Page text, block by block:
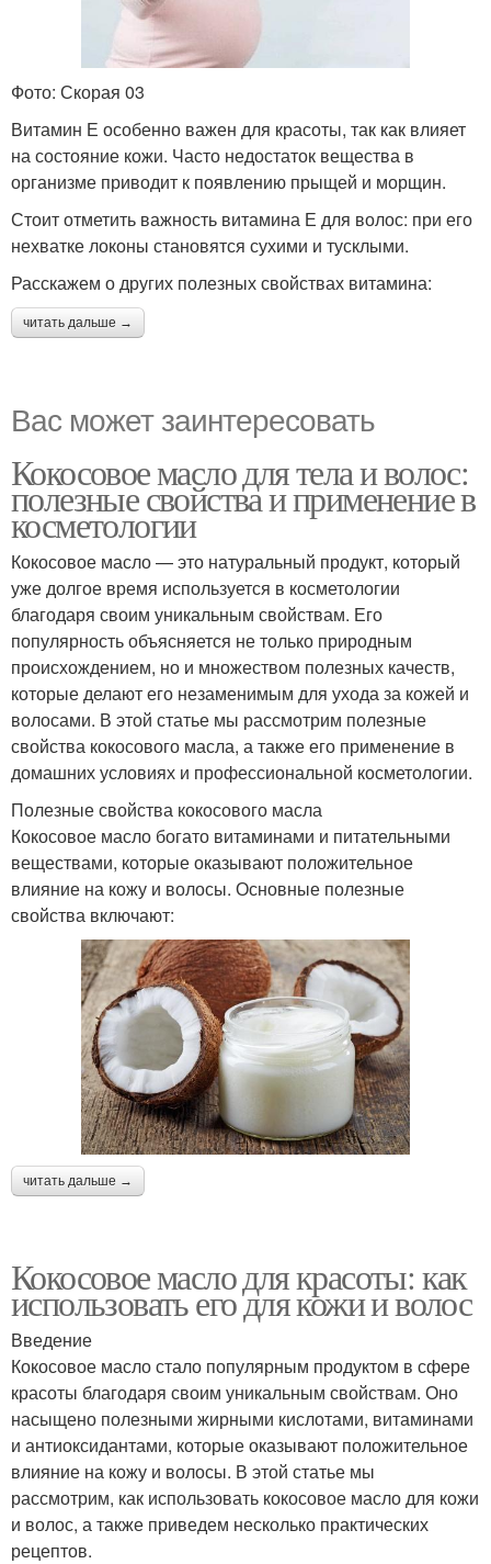
Фото: Скорая 03
Витамин Е особенно важен для красоты, так как влияет
на состояние кожи. Часто недостаток вещества в
организме приводит к появлению прыщей и морщин.
Стоит отметить важность витамина Е для волос: при его
нехватке локоны становятся сухими и тусклыми.
Расскажем о других полезных свойствах витамина:
читать дальше →
Вас может заинтересовать
Кокосовое масло для тела и волос:
полезные свойства и применение в
косметологии
Кокосовое масло — это натуральный продукт, который
уже долгое время используется в косметологии
благодаря своим уникальным свойствам. Его
популярность объясняется не только природным
происхождением, но и множеством полезных качеств,
которые делают его незаменимым для ухода за кожей и
волосами. В этой статье мы рассмотрим полезные
свойства кокосового масла, а также его применение в
домашних условиях и профессиональной косметологии.
Полезные свойства кокосового масла
Кокосовое масло богато витаминами и питательными
веществами, которые оказывают положительное
влияние на кожу и волосы. Основные полезные
свойства включают:
читать дальше →
Кокосовое масло для красоты: как
использовать его для кожи и волос
Введение
Кокосовое масло стало популярным продуктом в сфере
красоты благодаря своим уникальным свойствам. Оно
насыщено полезными жирными кислотами, витаминами
и антиоксидантами, которые оказывают положительное
влияние на кожу и волосы. В этой статье мы
рассмотрим, как использовать кокосовое масло для кожи
и волос, а также приведем несколько практических
рецептов.